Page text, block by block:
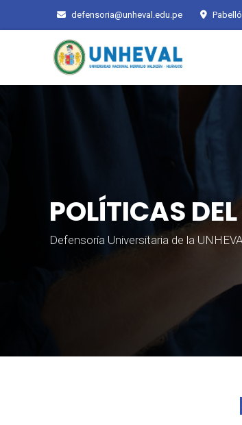
defensoria@unheval.edu.pe
POLÍTICAS
Defensoría Universitaria de la